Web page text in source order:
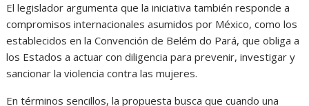
El legislador argumenta que la iniciativa también responde a
compromisos internacionales asumidos por México, como los
establecidos en laConvención de Belém do Pará, que obliga a
los Estados a actuar con diligencia para prevenir, investigar y
sancionar la violencia contra las mujeres.
En términos sencillos, la propuesta busca que cuando una